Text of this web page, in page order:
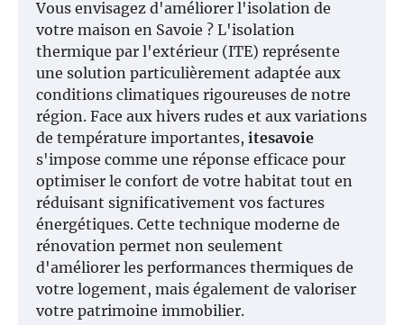
Vous envisagez d'améliorer l'isolation de
votre maison en Savoie ? L'isolation
thermique par l'extérieur (ITE) représente
une solution particulièrement adaptée aux
conditions climatiques rigoureuses de notre
région. Face aux hivers rudes et aux variations
de température importantes, itesavoie
s'impose comme une réponse efficace pour
optimiser le confort de votre habitat tout en
réduisant significativement vos factures
énergétiques. Cette technique moderne de
rénovation permet non seulement
d'améliorer les performances thermiques de
votre logement, mais également de valoriser
votre patrimoine immobilier.